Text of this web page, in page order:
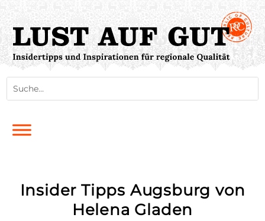
Insider Tipps Augsburg von
Helena Gladen